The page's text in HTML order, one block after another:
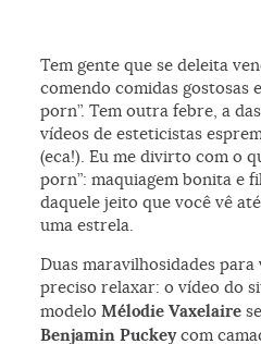
Tem gente que se deleita
comendo comidas gostosas
porn”. Tem outra febre, a
vídeos de esteticistas
(eca!). Eu me divirto com o
porn”: maquiagem bonita e
daquele jeito que você vê
uma estrela.
Duas maravilhosidades
preciso relaxar: o vídeo do
modeloMélodie Vaxelaire
Benjamin Puckeycom